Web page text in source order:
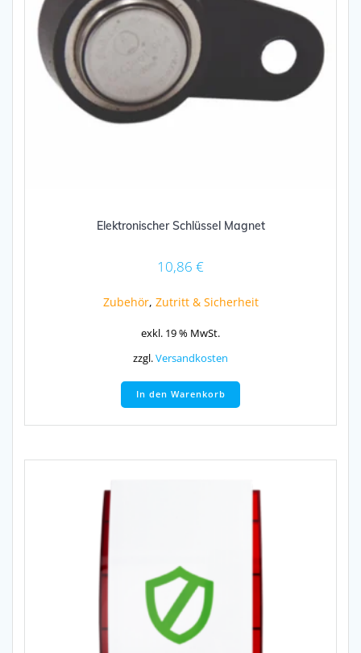
Elektronischer Schlüssel Magnet
10,86 €
Zubehör, Zutritt & Sicherheit
exkl. 19 % MwSt.
zzgl.Versandkosten
In den Warenkorb